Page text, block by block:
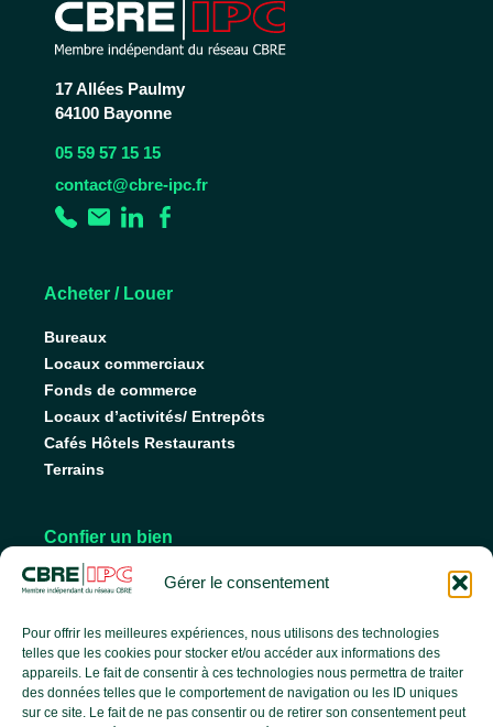
Gérer le consentement
Pour offrir les meilleures expériences, nous utilisons des technologies
telles que les cookies pour stocker et/ou accéder aux informations des
appareils. Le fait de consentir à ces technologies nous permettra de traiter
des données telles que le comportement de navigation ou les ID uniques
sur ce site. Le fait de ne pas consentir ou de retirer son consentement peut
17 Allées Paulmy
64100 Bayonne
05 59 57 15 15
contact@cbre-ipc.fr
Acheter / Louer
Bureaux
Locaux commerciaux
Fonds de commerce
Locaux d’activités/ Entrepôts
Cafés Hôtels Restaurants
Terrains
Confier un bien
Nos conseils pour vendre
Faire gérer son bien
L’agence